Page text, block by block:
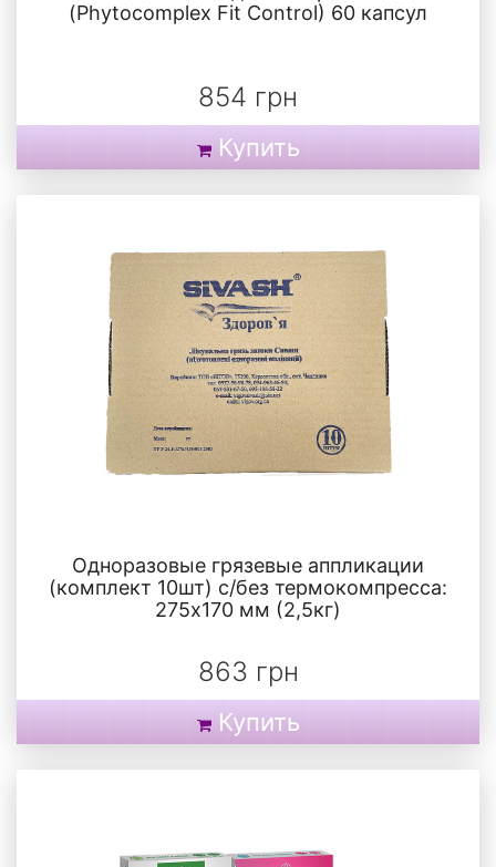
(Phytocomplex Fit Control) 60 капсул
854 грн
Купить
Одноразовые грязевые аппликации
(комплект 10шт) с/без термокомпресса:
275х170 мм (2,5кг)
863 грн
Купить